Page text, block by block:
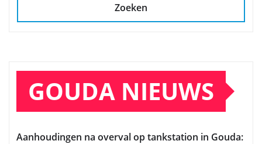
Zoeken
GOUDA NIEUWS
Aanhoudingen na overval op tankstation in Gouda: